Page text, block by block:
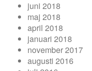
juni 2018
maj 2018
april 2018
januari 2018
november 2017
augusti 2016